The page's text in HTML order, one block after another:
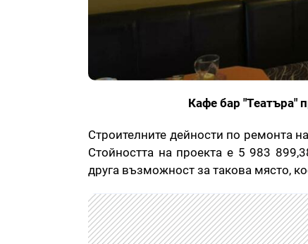
Кафе бар "Театъра"
Строителните дейности по ремонта
Стойността на проекта е 5 983
друга възможност за такова място,